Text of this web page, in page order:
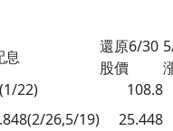
息
還原6/30
股價
22) 108.8
26,5/19) 25.448